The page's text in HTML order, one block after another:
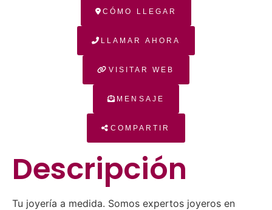
CÓMO LLEGAR
LLAMAR AHORA
VISITAR WEB
MENSAJE
COMPARTIR
Descripción
Tu joyería a medida. Somos expertos joyeros en